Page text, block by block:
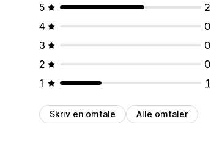
5
2
4
0
3
0
2
0
1
1
Skriv en omtale Alle omtaler